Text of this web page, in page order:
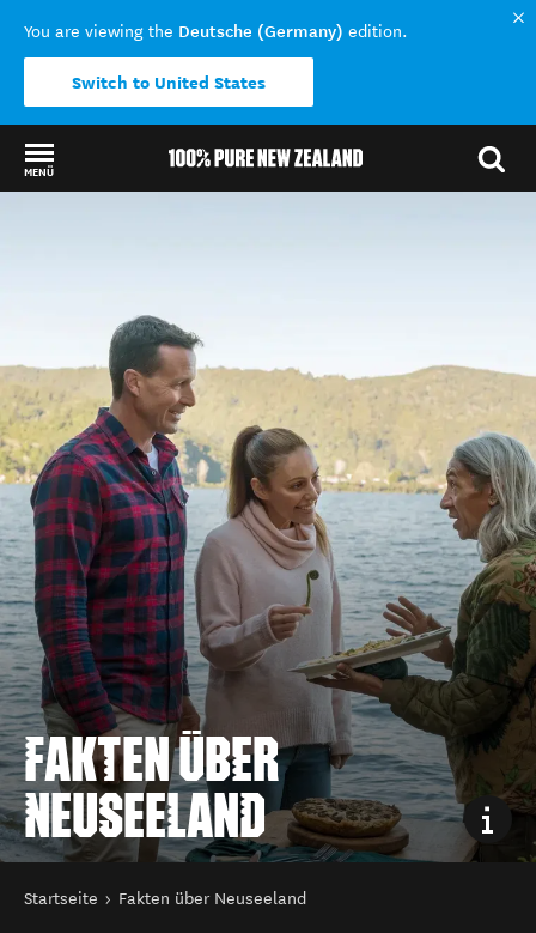
You are viewing the Deutsche (Germany) edition.
Switch to United States
MENÜ
FAKTEN ÜBER
NEUSEELAND
Sie sind hier
Startseite Fakten über Neuseeland